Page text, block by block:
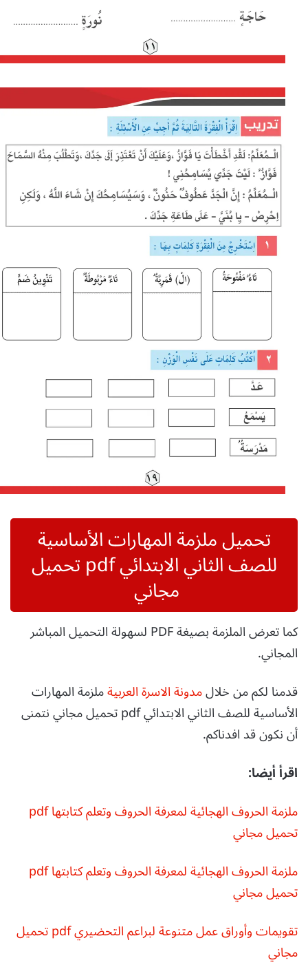
تحميل ملزمة المهارات الأساسية
للصف الثاني الابتدائي pdf تحميل
مجاني
كما تعرض الملزمة بصيغة PDF لسهولة التحميل المباشر
المجاني.
قدمنا لكم من خلالمدونة الاسرة العربيةملزمة المهارات
الأساسية للصف الثاني الابتدائي pdf تحميل مجاني نتمنى
أن نكون قد افدناكم.
اقرأ أيضا:
ملزمة الحروف الهجائية لمعرفة الحروف وتعلم كتابتها pdf
تحميل مجاني
ملزمة الحروف الهجائية لمعرفة الحروف وتعلم كتابتها pdf
تحميل مجاني
تقويمات وأوراق عمل متنوعة لبراعم التحضيري pdf تحميل
مجاني